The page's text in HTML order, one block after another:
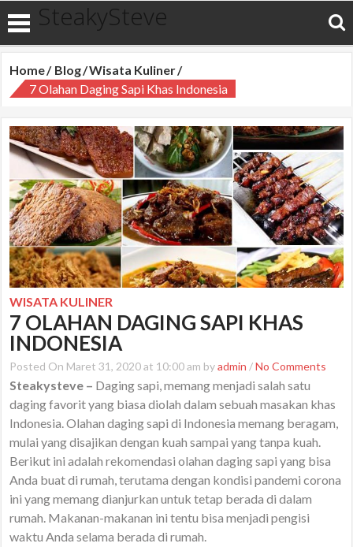
SteakySteve
Home Blog Wisata Kuliner
7 Olahan Daging Sapi Khas Indonesia
WISATA KULINER
7 OLAHAN DAGING SAPI KHAS
INDONESIA
Posted On Maret 31, 2020 at 10:00 am byadmin /No Comments
Steakysteve – Daging sapi, memang menjadi salah satu
daging favorit yang biasa diolah dalam sebuah masakan khas
Indonesia. Olahan daging sapi di Indonesia memang beragam,
mulai yang disajikan dengan kuah sampai yang tanpa kuah.
Berikut ini adalah rekomendasi olahan daging sapi yang bisa
Anda buat di rumah, terutama dengan kondisi pandemi corona
ini yang memang dianjurkan untuk tetap berada di dalam
rumah. Makanan-makanan ini tentu bisa menjadi pengisi
waktu Anda selama berada di rumah.